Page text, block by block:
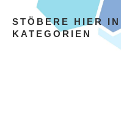
STÖBERE HIER
KATEGORIEN